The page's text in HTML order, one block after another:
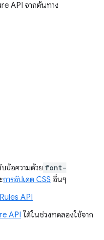
API จากต้นทาง
ข้อความด้วย font-
การอัปเดต CSS อื่นๆ
API
API ได้ในช่วงทดลองใช้จาก